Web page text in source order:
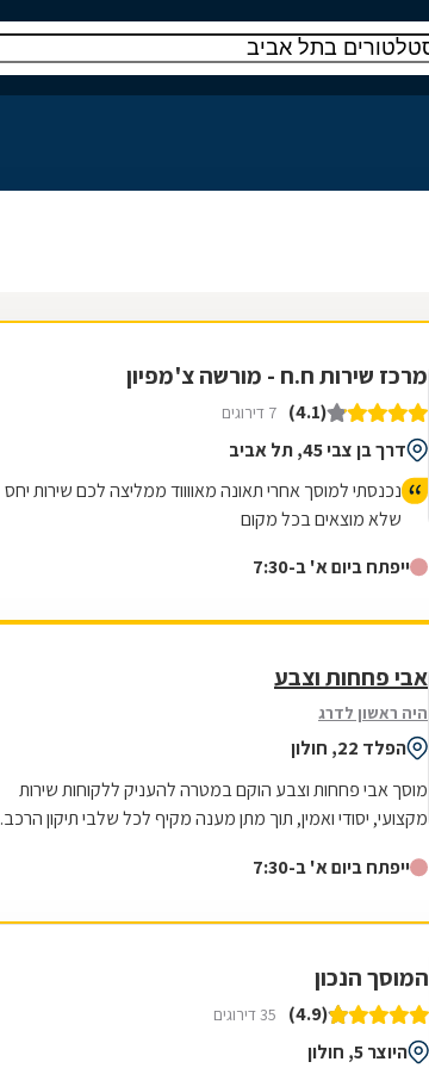
מרכז שירות ח.ח - מורשה צ'מפיון
(4.1) 7 דירוגים
דרך בן צבי 45, תל אביב
נכנסתי למוסך אחרי תאונה מאווווד ממליצה לכם שירות יחס
שלא מוצאים בכל מקום
ייפתח ביום א' ב-7:30
אבי פחחות וצבע
היה ראשון לדרג
הפלד 22, חולון
מוסך אבי פחחות וצבע הוקם במטרה להעניק ללקוחות שירות
מקצועי, יסודי ואמין, תוך מתן מענה מקיף לכל שלבי תיקון הרכב.
ייפתח ביום א' ב-7:30
המוסך הנכון
(4.9) 35 דירוגים
היוצר 5, חולון